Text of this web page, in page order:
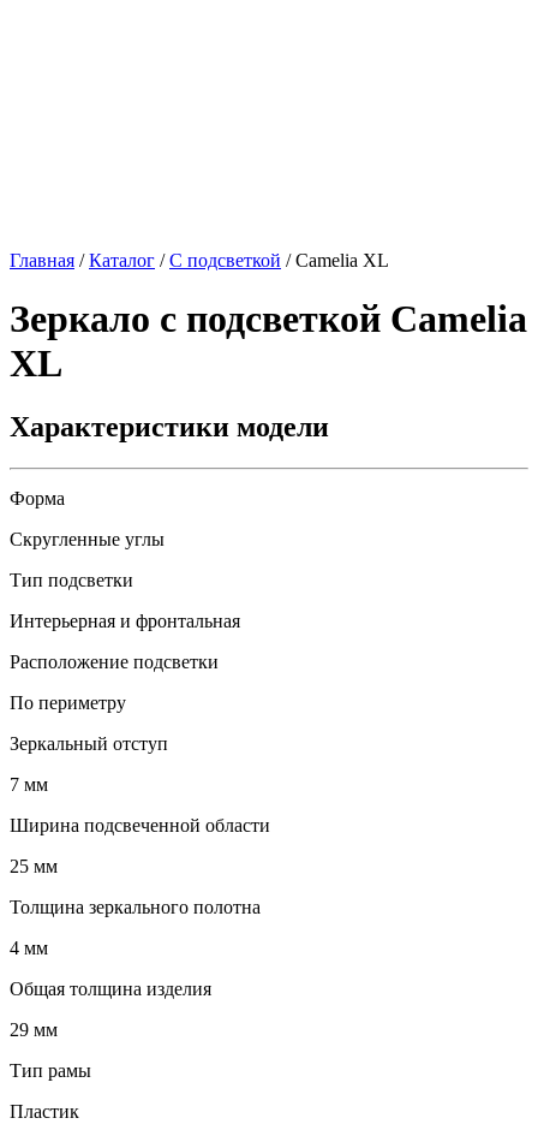
Главная /Каталог /С подсветкой /Camelia XL
Зеркало с подсветкой Camelia
XL
Характеристики модели
Форма
Скругленные углы
Тип подсветки
Интерьерная и фронтальная
Расположение подсветки
По периметру
Зеркальный отступ
7 мм
Ширина подсвеченной области
25 мм
Толщина зеркального полотна
4 мм
Общая толщина изделия
29 мм
Тип рамы
Пластик